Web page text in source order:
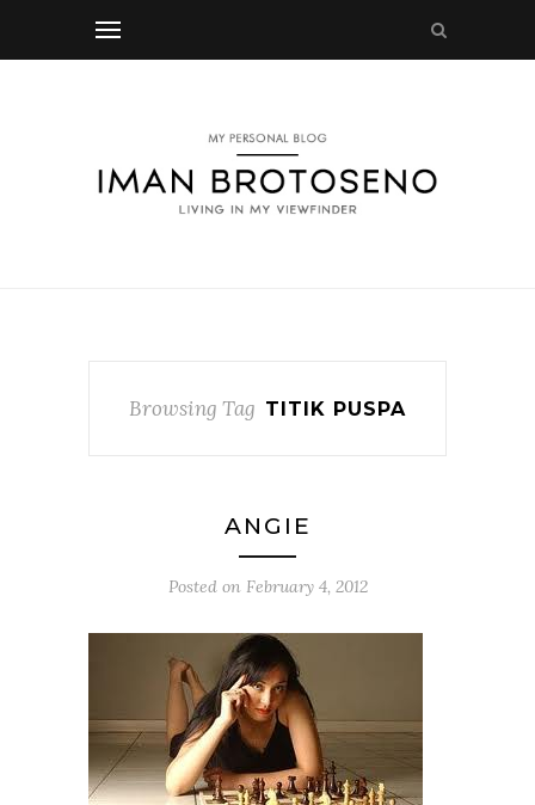
Browsing Tag TITIK PUSPA
ANGIE
Posted on February 4, 2012